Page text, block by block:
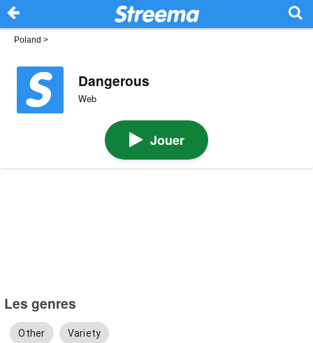
Poland >
Dangerous
Web
Jouer
Les genres
Other Variety